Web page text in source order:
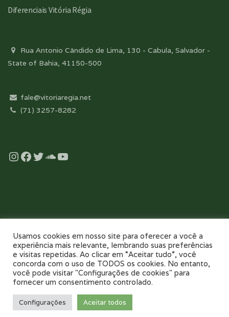
Diferenciais Vitória Régia
Rua Antonio Cândido de Lima, 130 - Cabula, Salvador -
State of Bahia, 41150-500
fale@vitoriaregia.net
(71) 3257-8282
Instagram
Facebook
Twitter
Soundcloud
YouTube
Desenvolvido com essência pela:
NOSSO COLÉGIO TOUR VIRTUAL 360
PAIS E FILHOS
CONTATO
Usamos cookies em nosso site para oferecer a você a
experiência mais relevante, lembrando suas preferências
e visitas repetidas. Ao clicar em “Aceitar tudo”, você
concorda com o uso de TODOS os cookies. No entanto,
você pode visitar "Configurações de cookies" para
fornecer um consentimento controlado.
Configurações Aceitar todos